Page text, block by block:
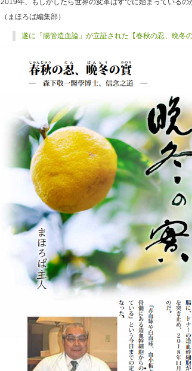
2019年、もしかしたら世界の変革はすでに始まっているの
（まほろば編集部）
遂に「腸管造血論」が立証された【春秋の忍、晩冬の